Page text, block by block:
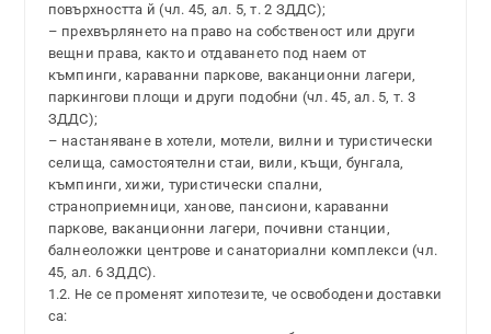
повърхността й (чл. 45, ал. 5, т. 2 ЗДДС);
– прехвърлянето на право на собственост или други
вещни права, както и отдаването под наем от
къмпинги, караванни паркове, ваканционни лагери,
паркингови площи и други подобни (чл. 45, ал. 5, т. 3
ЗДДС);
– настаняване в хотели, мотели, вилни и туристически
селища, самостоятелни стаи, вили, къщи, бунгала,
къмпинги, хижи, туристически спални,
страноприемници, ханове, пансиони, караванни
паркове, ваканционни лагери, почивни станции,
балнеоложки центрове и санаториални комплекси (чл.
45, ал. 6 ЗДДС).
1.2. Не се променят хипотезите, че освободени доставки
са: